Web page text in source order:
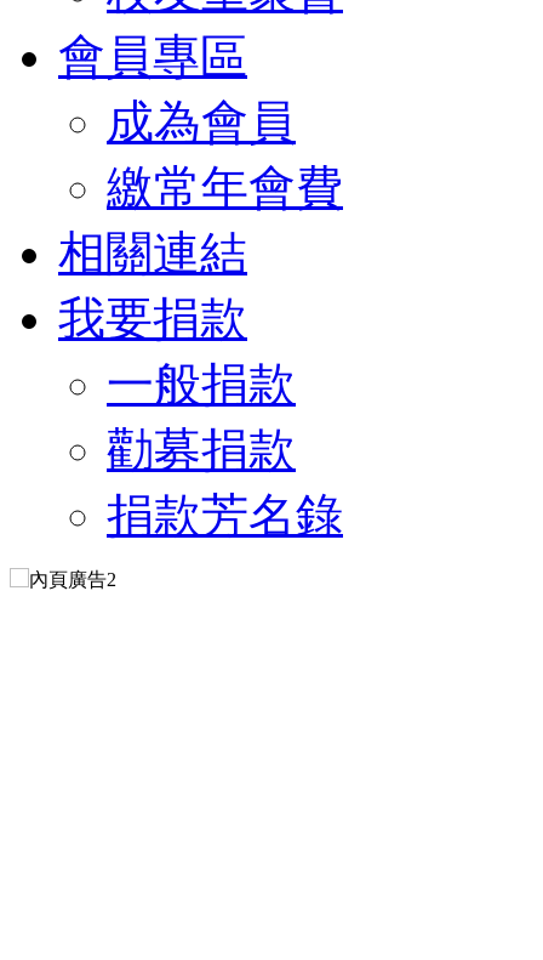
會員專區
成為會員
繳常年會費
相關連結
我要捐款
一般捐款
勸募捐款
捐款芳名錄